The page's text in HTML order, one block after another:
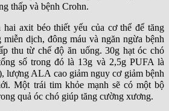
thấp và bệnh Crohn.
hai axit béo thiết yếu của cơ thể để tăng
dịch, đông máu và ngăn ngừa bệnh
thu từ chế độ ăn uống. 30g hạt óc chó
số trong đó là 13g và 2,5g PUFA là
lượng ALA cao giảm nguy cơ giảm bệnh
Một trái tim khỏe mạnh sẽ có một bộ
quả óc chó giúp tăng cường xương.